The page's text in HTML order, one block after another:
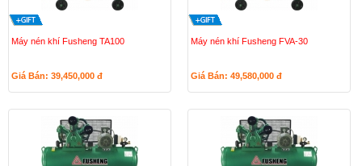
Máy nén khí Fusheng TA100
Giá Bán: 39,450,000 đ
Máy nén khí Fusheng FVA-30
Giá Bán: 49,580,000 đ